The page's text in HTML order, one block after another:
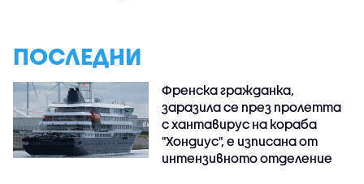
ПОСЛЕДНИ
Френска гражданка,
заразила се през пролетта
с хантавирус на кораба
"Хондиус", е изписана от
интензивното отделение